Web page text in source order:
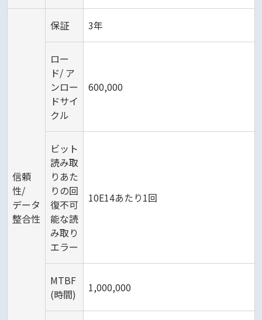
信頼
性/
データ
整合性
保証 3年
ロー
ド/ ア
ンロー
ドサイ
クル
600,000
ビット
読み取
りあた
りの回
復不可
能な読
み取り
エラー
10E14あたり1回
MTBF
(時間)
1,000,000